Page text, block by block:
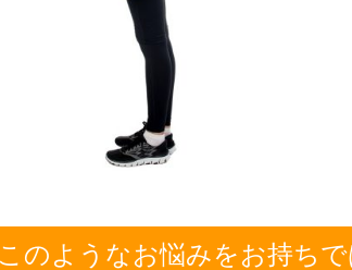
のようなお悩みをお持ち